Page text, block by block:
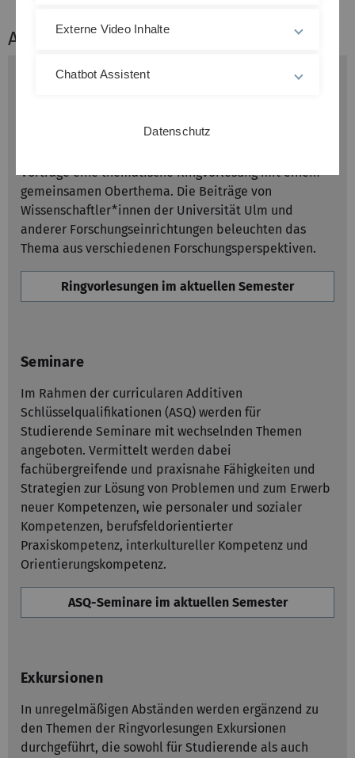
Angebote im studium generale
Thematische Ringvorlesungen
eine Vortragsreihe zu zentralen Forschungsfeldern der
Vorträge eine thematische Ringvorlesung mit einem
gemeinsamen Oberthema. Die Beiträge von
Wissenschaftler*innen der Universität Ulm und
anderer Forschungseinrichtungen beleuchten das
Thema aus verschiedenen Forschungsperspektiven.
Ringvorlesungen im aktuellen Semester
Seminare
Im Rahmen der curricularen Additiven
Schlüsselqualifikationen (ASQ) werden für
Studierende Seminare mit wechselnden Themen
angeboten. Vermittelt werden dabei
fachübergreifende und praxisnahe Fähigkeiten und
Strategien zur Lösung von Problemen und zum Erwerb
neuer Kompetenzen, wie personaler und sozialer
Kompetenzen, berufsfeldorientierter
Praxiskompetenz, interkultureller Kompetenz und
Orientierungskompetenz.
ASQ-Seminare im aktuellen Semester
Exkursionen
In unregelmäßigen Abständen werden ergänzend zu
den Themen der Ringvorlesungen Exkursionen
durchgeführt, die sowohl für Studierende als auch
Externe Video Inhalte
Chatbot Assistent
Datenschutz